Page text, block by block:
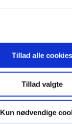
Tillad alle cookies
Tillad valgte
Kun nødvendige